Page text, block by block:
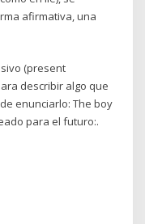
afirmativa, una
(present
describir algo que
enunciarlo: The boy
para el futuro:.